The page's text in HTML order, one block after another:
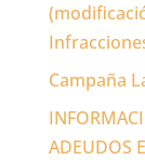
Campaña
ADEUDOS